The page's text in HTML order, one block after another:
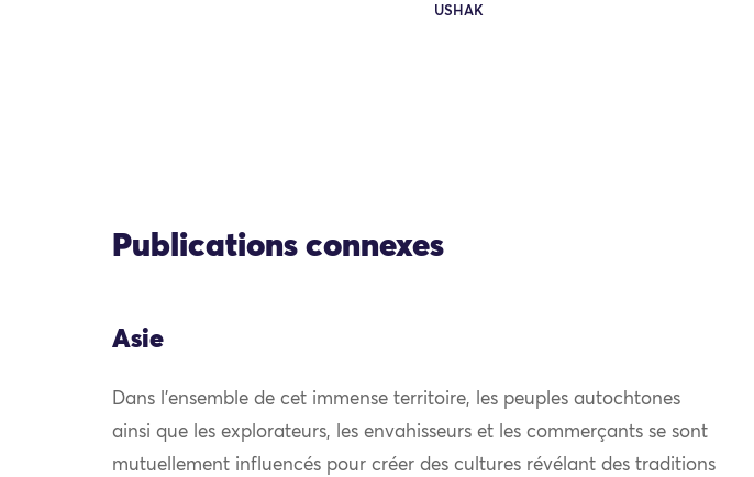
USHAK
Publications connexes
Asie
Dans l’ensemble de cet immense territoire, les peuples autochtones
ainsi que les explorateurs, les envahisseurs et les commerçants se sont
mutuellement influencés pour créer des cultures révélant des traditions